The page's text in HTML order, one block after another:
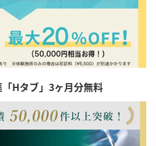
Hタブ」3ヶ月分無料